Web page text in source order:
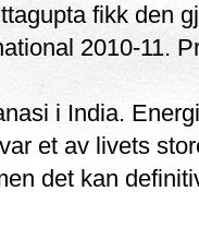
fikk den
2010-11.
i India.
et av livets
det kan